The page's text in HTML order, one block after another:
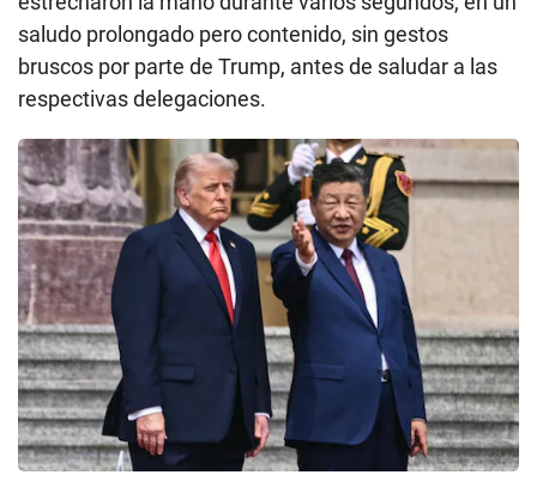
saludo prolongado pero contenido, sin gestos
bruscos por parte de Trump, antes de saludar a las
respectivas delegaciones.